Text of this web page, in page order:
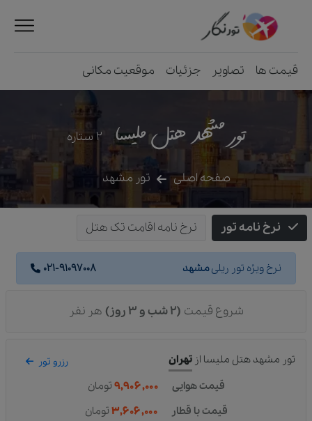
قیمت ها تصاویر جزئیات موقعیت مکانی
تور مشهد هتل ملیسا 2 ستاره
صفحه اصلی تور مشهد
نرخ نامه تور نرخ نامه اقامت تک هتل
نرخ ویژه تور ریلیمشهد 021-91097008
شروع قیمت (2 شب و 3 روز) هر نفر
تور مشهد هتل ملیسا از تهران رزرو تور
قیمت هوایی ۹,۹۰۶,۰۰۰ تومان
قیمت با قطار
۳,۶۰۶,۰۰۰ تومان